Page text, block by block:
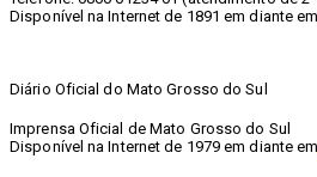
Disponível na Internet de 1891 em diante
Diário Oficial do Mato Grosso do Sul
Imprensa Oficial de Mato Grosso do Sul
Disponível na Internet de 1979 em diante